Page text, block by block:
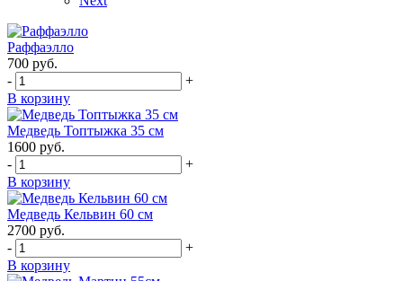
Раффаэлло
700 руб.
-
+
В корзину
Медведь Топтыжка 35 см
1600 руб.
-
+
В корзину
Медведь Кельвин 60 см
2700 руб.
-
+
В корзину